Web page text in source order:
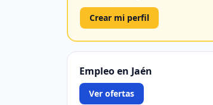
Crear mi perfil
Empleo en Jaén
Ver ofertas